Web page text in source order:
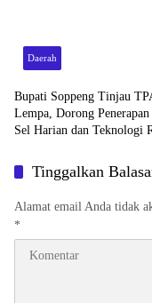
Daerah
Bupati Soppeng Tinjau
Lempa, Dorong
Sel Harian dan Teknologi
Tinggalkan
Alamat email Anda tidak
*